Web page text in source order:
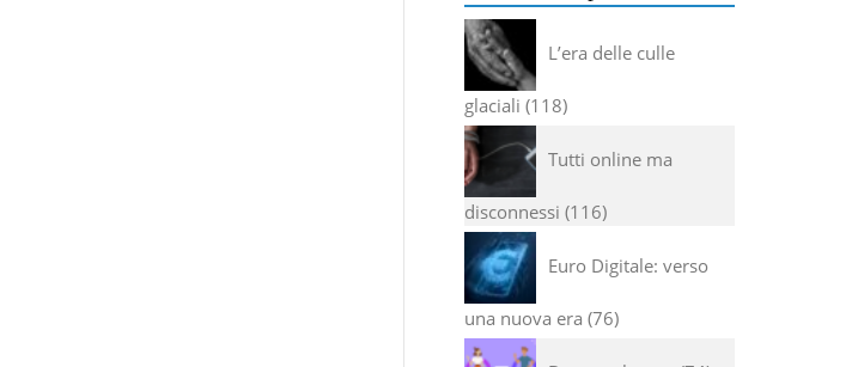
L’era delle culle
glaciali 118
Tutti online ma
disconnessi 116
Euro Digitale: verso
una nuova era 76